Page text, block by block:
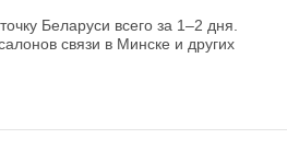
Беларуси всего за 1–2 дня.
связи в Минске и других